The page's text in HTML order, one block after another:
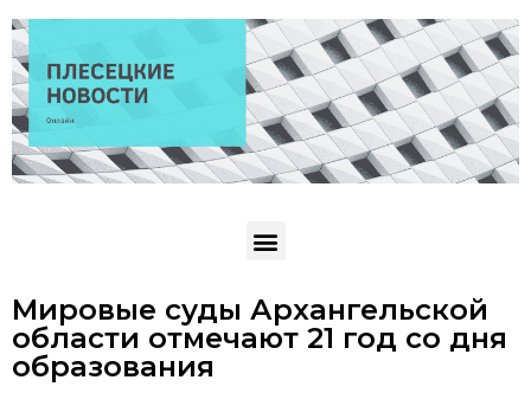
Мировые суды Архангельской
области отмечают 21 год со дня
образования